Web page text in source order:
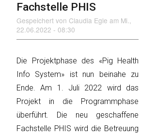
Fachstelle PHIS
Gespeichert von Claudia Egle am Mi.,
22.06.2022 - 08:30
Die Projektphase des «Pig Health
Info System» ist nun beinahe zu
Ende. Am 1. Juli 2022 wird das
Projekt in die Programmphase
überführt. Die neu geschaffene
Fachstelle PHIS wird die Betreuung